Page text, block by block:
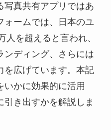
写真共有アプリではあ
ォームでは、日本のユ
人を超えると言われ、
ンディング、さらには
を広げています。本記
いかに効果的に活用
引き出すかを解説しま